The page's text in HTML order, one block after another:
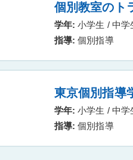
個別教室のト
学年: 小学生 / 中学
指導: 個別指導
東京個別指導
学年: 小学生 / 中学
指導: 個別指導